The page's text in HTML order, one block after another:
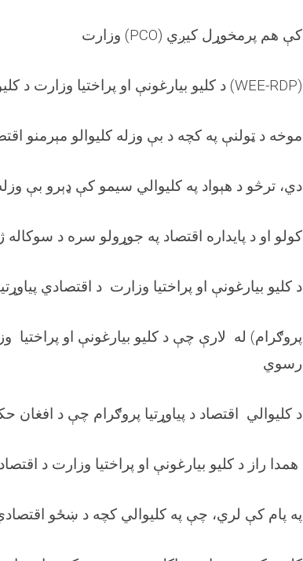
وزارت (PCO) کې هم پرمخوړل کیږي
د کلیو بیارغونې او پراختیا وزارت د (WEE-RDP)
موخه د ټولنې په کچه د بې وزله کلیوالو مېرمنو
دي، ترڅو د هېواد په کلیوالي سیمو کې ډېرو بې
کولو او د پایداره اقتصاد په جوړولو سره د
د کلیو بیارغونې او پراختیا وزارت د اقتصادي
پروګرام) له لارې چې د کلیو بیارغونې او پراختیا
رسوي
د کلیوالي اقتصاد د پیاوړتیا پروګرام چې د
همدا راز د کلیو بیارغونې او پراختیا وزارت د
په پام کې لري، چې په کلیوالي کچه د ښځو اقتصادي